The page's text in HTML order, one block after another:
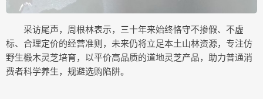
采访尾声，周根林表示，三十年来始终恪守不掺假、不虚
标、合理定价的经营准则，未来仍将立足本土山林资源，专注仿
野生椴木灵芝培育，以平价高品质的道地灵芝产品，助力普通消
费者科学养生，规避选购陷阱。